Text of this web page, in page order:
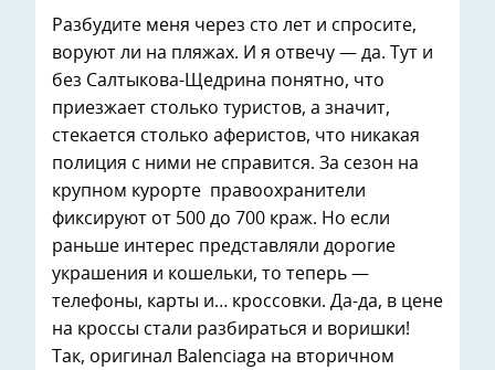
Разбудите меня через сто лет и спросите,
воруют ли на пляжах. И я отвечу — да. Тут и
без Салтыкова-Щедрина понятно, что
приезжает столько туристов, а значит,
стекается столько аферистов, что никакая
полиция с ними не справится. За сезон на
крупном курорте правоохранители
фиксируют от 500 до 700 краж. Но если
раньше интерес представляли дорогие
украшения и кошельки, то теперь —
телефоны, карты и… кроссовки. Да-да, в цене
на кроссы стали разбираться и воришки!
Так, оригинал Balenciaga на вторичном